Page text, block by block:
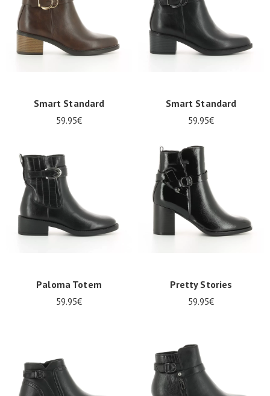
Smart Standard
59.95€
Smart Standard
59.95€
Paloma Totem
59.95€
Pretty Stories
59.95€